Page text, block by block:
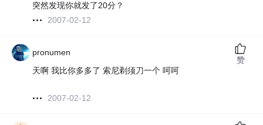
突然发现你就发了20分？
2007-02-12
pronumen
天啊 我比你多多了 索尼剃须刀一个 呵呵
2007-02-12
赞